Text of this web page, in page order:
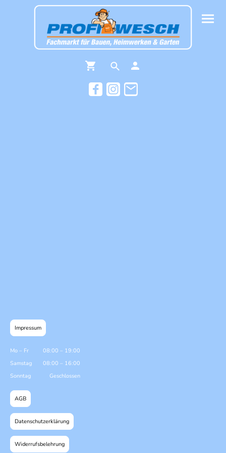
Impressum
Mo – Fr 08:00 – 19:00
Samstag
08:00 – 16:00
Sonntag
Geschlossen
AGB
Datenschutzerklärung
Widerrufsbelehrung